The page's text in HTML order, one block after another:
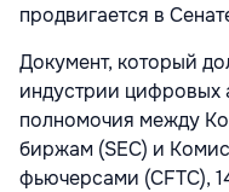
продвигается в
Документ, который
индустрии цифровых
полномочия между
биржам (SEC) и
фьючерсами (CFTC),